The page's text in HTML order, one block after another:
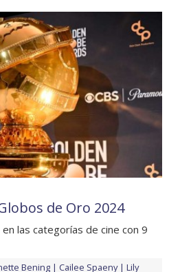
de Oro 2024
las categorías de cine con 9
Bening Cailee Spaeny
Lily